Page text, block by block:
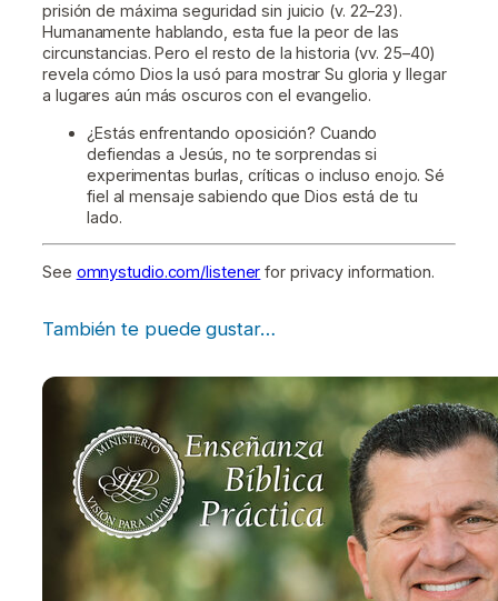
prisión de máxima seguridad sin juicio (v. 22–23).
Humanamente hablando, esta fue la peor de las
circunstancias. Pero el resto de la historia (vv. 25–40)
revela cómo Dios la usó para mostrar Su gloria y llegar
a lugares aún más oscuros con el evangelio.
¿Estás enfrentando oposición? Cuando
defiendas a Jesús, no te sorprendas si
experimentas burlas, críticas o incluso enojo. Sé
fiel al mensaje sabiendo que Dios está de tu
lado.
See omnystudio.com/listener for privacy information.
También te puede gustar…